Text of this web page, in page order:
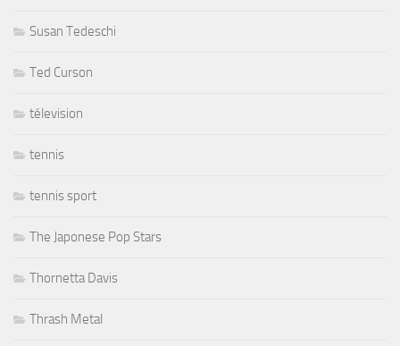
Susan Tedeschi
Ted Curson
télevision
tennis
tennis sport
The Japonese Pop Stars
Thornetta Davis
Thrash Metal